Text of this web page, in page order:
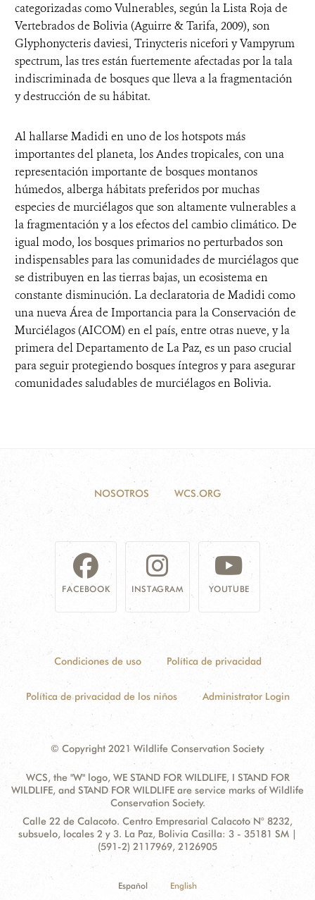
categorizadas como Vulnerables, según la Lista Roja de
Vertebrados de Bolivia (Aguirre & Tarifa, 2009), son
Glyphonycteris daviesi, Trinycteris nicefori y Vampyrum
spectrum, las tres están fuertemente afectadas por la tala
indiscriminada de bosques que lleva a la fragmentación
y destrucción de su hábitat.
Al hallarse Madidi en uno de los hotspots más
importantes del planeta, los Andes tropicales, con una
representación importante de bosques montanos
húmedos, alberga hábitats preferidos por muchas
especies de murciélagos que son altamente vulnerables a
la fragmentación y a los efectos del cambio climático. De
igual modo, los bosques primarios no perturbados son
indispensables para las comunidades de murciélagos que
se distribuyen en las tierras bajas, un ecosistema en
constante disminución. La declaratoria de Madidi como
una nueva Área de Importancia para la Conservación de
Murciélagos (AICOM) en el país, entre otras nueve, y la
primera del Departamento de La Paz, es un paso crucial
para seguir protegiendo bosques íntegros y para asegurar
comunidades saludables de murciélagos en Bolivia.
NOSOTROS WCS.ORG
FACEBOOK INSTAGRAM YOUTUBE
Condiciones de uso Política de privacidad
Política de privacidad de los niños Administrator Login
© Copyright 2021 Wildlife Conservation Society
WCS, the "W" logo, WE STAND FOR WILDLIFE, I STAND FOR
WILDLIFE, and STAND FOR WILDLIFE are service marks of Wildlife
Conservation Society.
Contact
Information
Address:
Calle 22 de Calacoto. Centro Empresarial Calacoto N° 8232,
subsuelo, locales 2 y 3. La Paz, Bolivia Casilla: 3 - 35181 SM |
(591-2) 2117969, 2126905
Español English